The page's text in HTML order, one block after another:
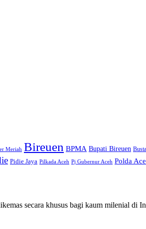
Meriah Bireuen BPMA Bupati Bireuen
Pidie Jaya Pilkada Aceh Pj Gubernur Aceh Polda
secara khusus bagi kaum milenial di